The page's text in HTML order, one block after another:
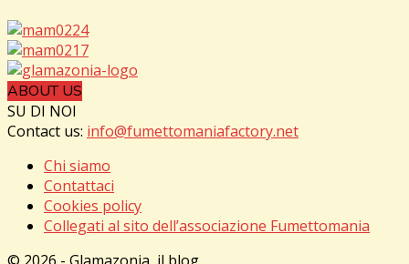
ABOUT US
SU DI NOI
Contact us: info@fumettomaniafactory.net
Chi siamo
Contattaci
Cookies policy
Collegati al sito dell’associazione Fumettomania